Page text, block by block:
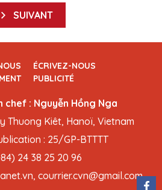
SUIVANT
ÉCRIVEZ-NOUS
PUBLICITÉ
chef : Nguyễn Hồng Nga
Thuong Kiêt, Hanoï, Vietnam
: 25/GP-BTTTT
24 38 25 20 96
courrier.cvn@gmail.com